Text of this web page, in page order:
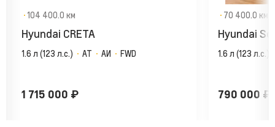
Hyundai CRETA
·104 400.0 км
1.6 л (123 л.с.) · AT · АИ · FWD
1 715 000 ₽
Hyundai
· 70 400.0 км
1.6 л (123 л.с.)
790 000 ₽